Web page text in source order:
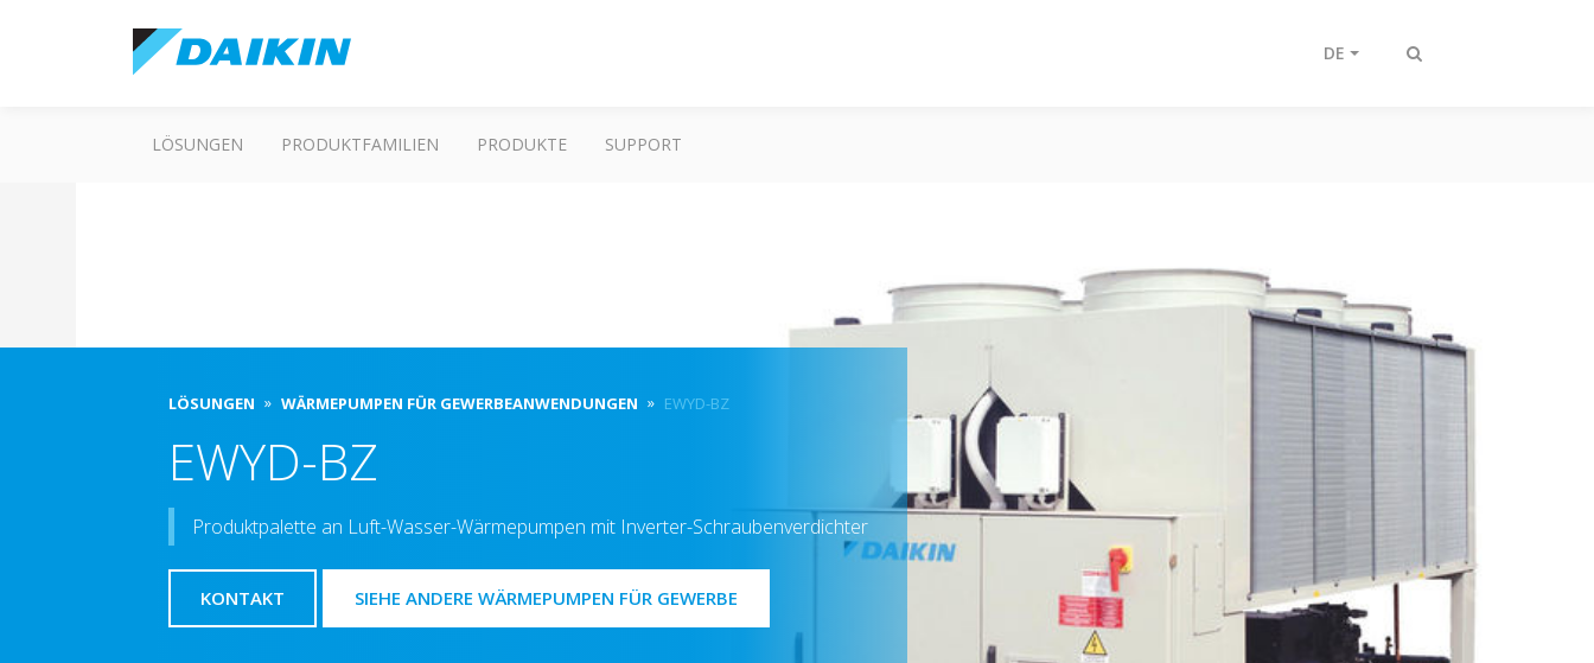
Suche
DE
LÖSUNGEN PRODUKTFAMILIEN PRODUKTE SUPPORT
LÖSUNGEN WÄRMEPUMPEN FÜR GEWERBEANWENDUNGEN EWYD-BZ
EWYD-BZ
Produktpalette an Luft-Wasser-Wärmepumpen mit Inverter-Schraubenverdichter
KONTAKT SIEHE ANDERE WÄRMEPUMPEN FÜR GEWERBE